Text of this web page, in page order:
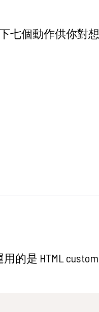
七個動作供你對想
的是 HTML